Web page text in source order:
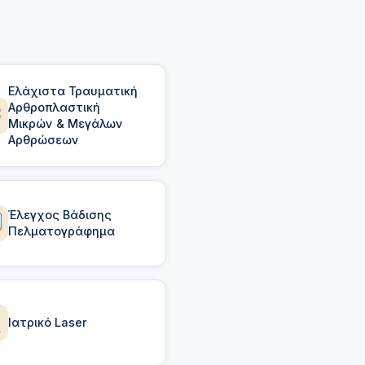
Ελάχιστα Τραυματική
Αρθροπλαστική
Μικρών & Μεγάλων
Αρθρώσεων
Έλεγχος Βάδισης
Πελματογράφημα
Ιατρικό Laser